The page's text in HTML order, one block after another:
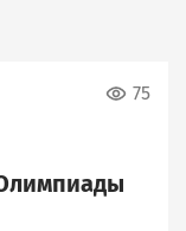
75